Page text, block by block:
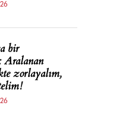
bir
Aralanan
zorlayalım,